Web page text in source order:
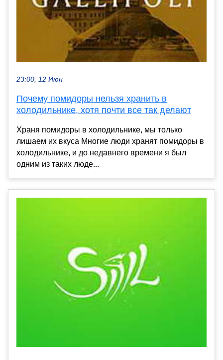
23:00, 12 Июн
Почему помидоры нельзя хранить в
холодильнике, хотя почти все так делают
Храня помидоры в холодильнике, мы только
лишаем их вкуса Многие люди хранят помидоры в
холодильнике, и до недавнего времени я был
одним из таких люде...